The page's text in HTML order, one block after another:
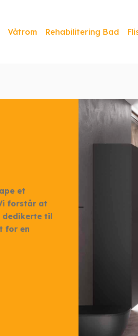
Våtrom Rehabilitering Bad
et
forstår at
dedikerte til
for en